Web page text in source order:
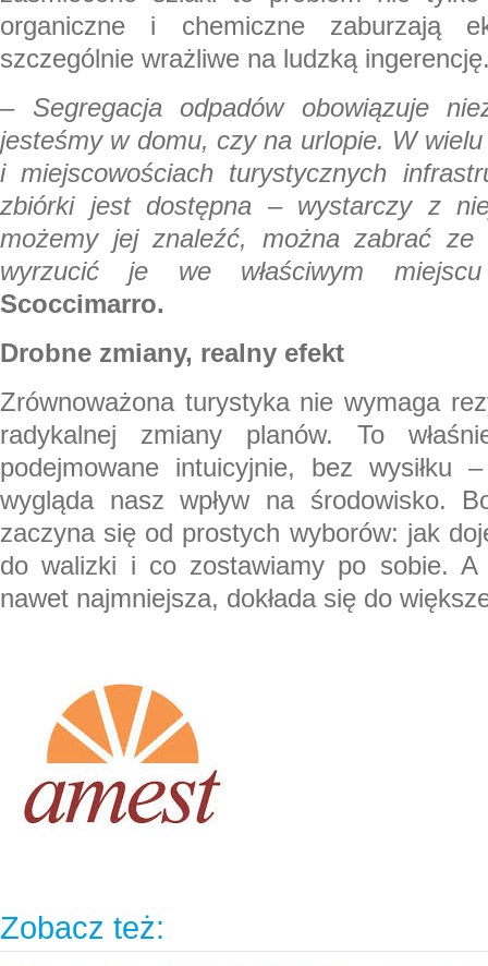
organiczne i chemiczne zaburzają
szczególnie wrażliwe na ludzką
– Segregacja odpadów obowiązuje
jesteśmy w domu, czy na urlopie. W
i miejscowościach turystycznych
zbiórki jest dostępna – wystarczy z
możemy jej znaleźć, można zabrać ze
wyrzucić je we właściwym miejscu
Scoccimarro.
Drobne zmiany, realny efekt
Zrównoważona turystyka nie wymaga
radykalnej zmiany planów. To
podejmowane intuicyjnie, bez wysiłku
wygląda nasz wpływ na środowisko.
zaczyna się od prostych wyborów: jak
do walizki i co zostawiamy po sobie.
nawet najmniejsza, dokłada się do
Zobacz też: